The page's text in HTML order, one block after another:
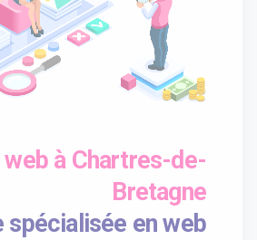
à Chartres-de-
Bretagne
spécialisée en web